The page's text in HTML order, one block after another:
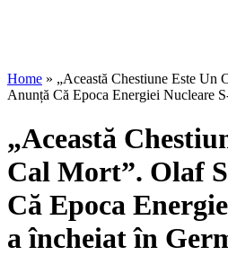
Home » „Această Chestiune Este Un
Anunță Că Epoca Energiei Nucleare
„Această
Cal Mort”. Olaf
Că Epoca
a încheiat în